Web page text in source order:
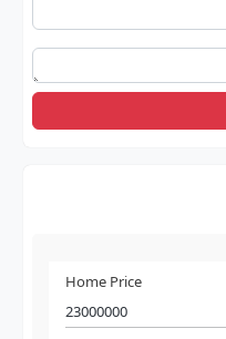
Home Price